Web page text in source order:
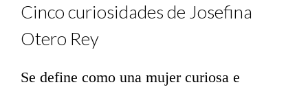
Cinco curiosidades de Josefina
Otero Rey
Se define como una mujer curiosa e